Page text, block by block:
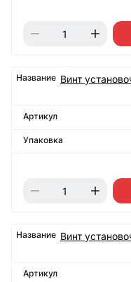
Винт
Винт